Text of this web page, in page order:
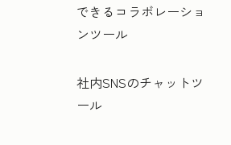
できるコラボレーショ
ンツール
社内SNSのチャットツ
ール